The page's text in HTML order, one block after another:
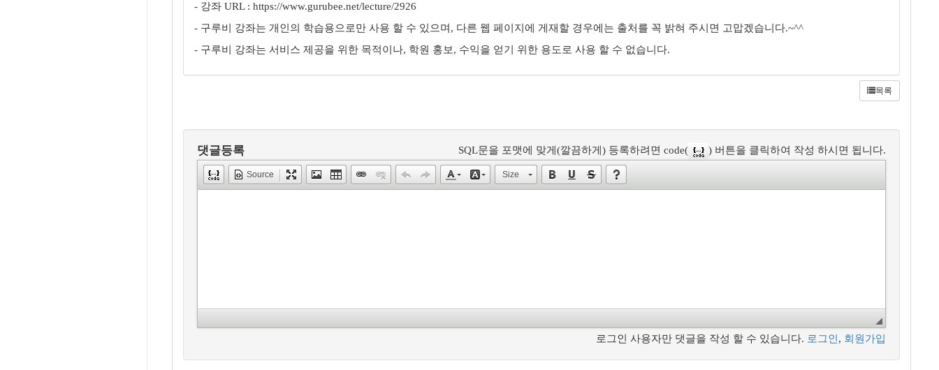
- 강좌 URL : https://www.gurubee.net/lecture/2926
- 구루비 강좌는 개인의 학습용으로만 사용 할 수 있으며, 다른 웹 페이지에 게재할 경우에는 출처를 꼭 밝혀 주시면 고맙겠습니다.~^^
- 구루비 강좌는 서비스 제공을 위한 목적이나, 학원 홍보, 수익을 얻기 위한 용도로 사용 할 수 없습니다.
목록
댓글등록 SQL문을 포맷에 맞게(깔끔하게) 등록하려면 code( ) 버튼을 클릭하여 작성 하시면 됩니다.
Source Size
로그인 사용자만 댓글을 작성 할 수 있습니다. 로그인 , 회원가입